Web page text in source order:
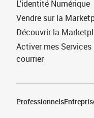
L'identité Numérique
Vendre sur la
Découvrir la
Activer mes
courrier
Professionnels